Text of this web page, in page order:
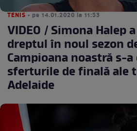
TENIS • pe 14.01.2020 la 11:53
VIDEO / Simona Halep
dreptul în noul sezon
Campioana noastră s-
sferturile de finală ale turneului de la
Adelaide